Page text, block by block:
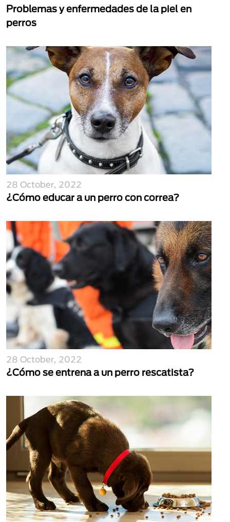
Problemas y enfermedades de la piel en
perros
28 October, 2022
¿Cómo educar a un perro con correa?
28 October, 2022
¿Cómo se entrena a un perro rescatista?